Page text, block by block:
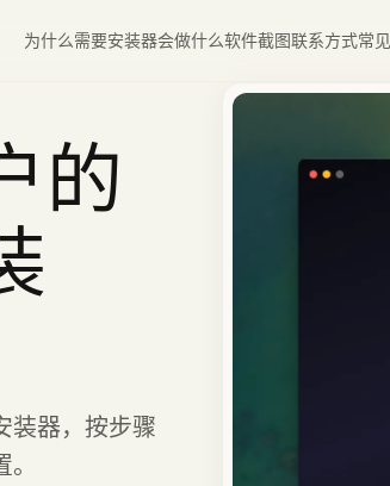
为什么需要安装器会做什么软件截图联系方式常
的
装器，按步骤